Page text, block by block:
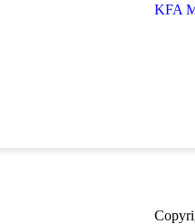
KFA